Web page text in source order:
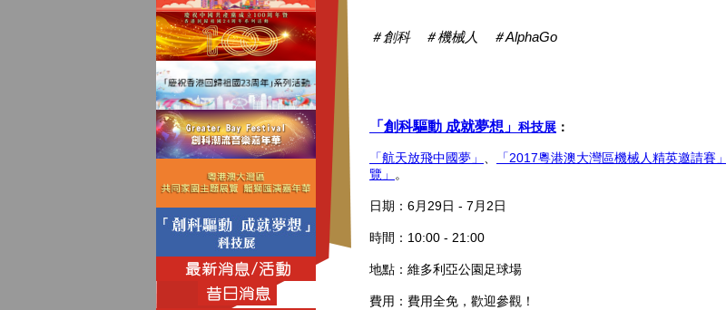
＃創科 ＃機械人 ＃AlphaGo
「創科驅動 成就夢想」 科技展 ：
「航天放飛中國夢」 「2017粵港澳大灣區機械人精英邀請賽」
覽」
。
日期：6月29日 - 7月2日
時間：10:00 - 21:00
地點：維多利亞公園足球場
費用：費用全免，歡迎參觀！